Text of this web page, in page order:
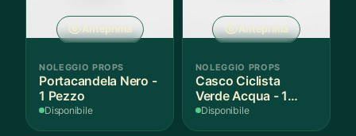
Anteprima
NOLEGGIO PROPS
Portacandela Nero -
1 Pezzo
Disponibile
Anteprima
NOLEGGIO PROPS
Casco Ciclista
Verde Acqua - 1
Pezzo
Disponibile